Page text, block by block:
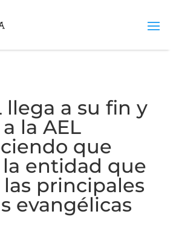
llega a su fin y
la AEL
que
la entidad que
principales
evangélicas